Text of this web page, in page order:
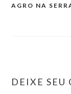
AGRO NA
DEIXE SEU